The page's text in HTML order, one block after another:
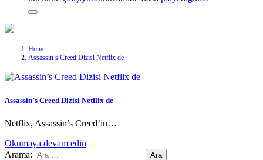
Home
Assassin’s Creed Dizisi Netflix de
Assassin’s Creed Dizisi Netflix de
Netflix, Assassin’s Creed’in…
Okumaya devam edin
Arama: